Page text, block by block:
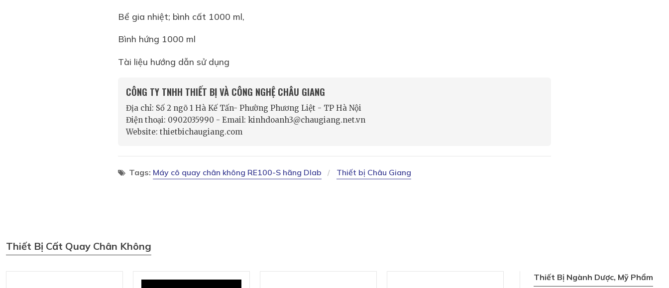
Bể gia nhiệt; bình cất 1000 ml,
Bình hứng 1000 ml
Tài liệu hướng dẫn sử dụng
CÔNG TY TNHH THIẾT BỊ VÀ CÔNG NGHỆ CHÂU GIANG
Địa chỉ: Số 2 ngõ 1 Hà Kế Tấn- Phường Phương Liệt - TP Hà Nội
Điện thoại: 0902035990 - Email: kinhdoanh3@chaugiang.net.vn
Website: thietbichaugiang.com
Tags: Máy cô quay chân không RE100-S hãng Dlab Thiết bị Châu Giang
Thiết Bị Cất Quay Chân Không
Thiết Bị Ngành Dược, Mỹ Phẩm